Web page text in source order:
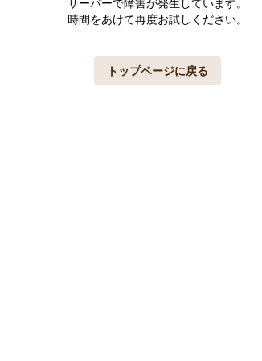
時間をあけて再度お試しください。
トップページに戻る